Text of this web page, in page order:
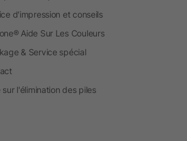
d'impression et conseils
Aide Sur Les Couleurs
& Service spécial
sur l'élimination des piles